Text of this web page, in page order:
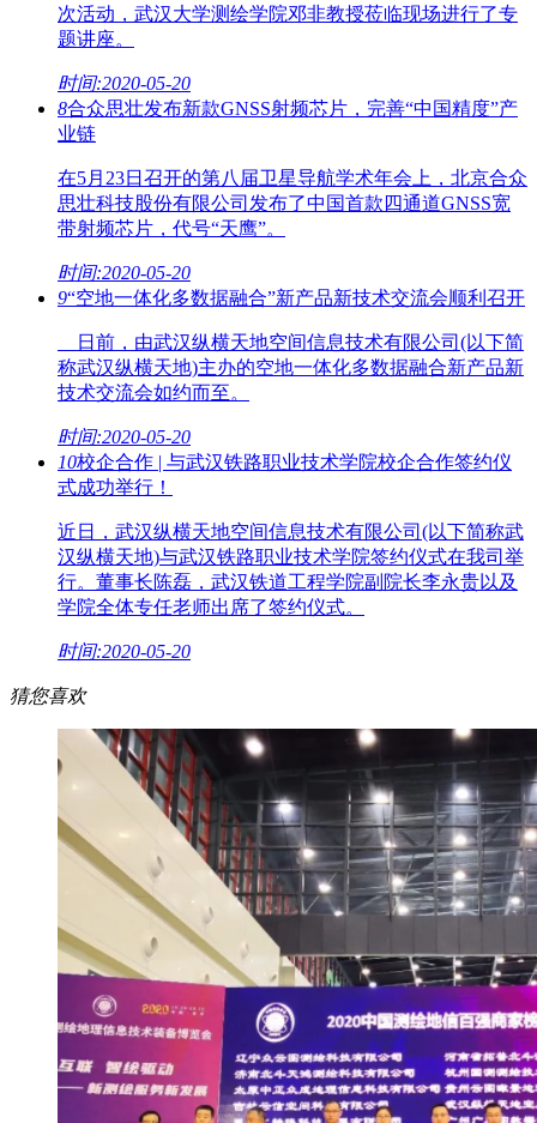
次活动，武汉大学测绘学院邓非教授莅临现场进行了专
题讲座。
时间:2020-05-20
8合众思壮发布新款GNSS射频芯片，完善“中国精度”产
业链
在5月23日召开的第八届卫星导航学术年会上，北京合众
思壮科技股份有限公司发布了中国首款四通道GNSS宽
带射频芯片，代号“天鹰”。
时间:2020-05-20
9“空地一体化多数据融合”新产品新技术交流会顺利召开
日前，由武汉纵横天地空间信息技术有限公司(以下简
称武汉纵横天地)主办的空地一体化多数据融合新产品新
技术交流会如约而至。
时间:2020-05-20
10校企合作 | 与武汉铁路职业技术学院校企合作签约仪
式成功举行！
近日，武汉纵横天地空间信息技术有限公司(以下简称武
汉纵横天地)与武汉铁路职业技术学院签约仪式在我司举
行。董事长陈磊，武汉铁道工程学院副院长李永贵以及
学院全体专任老师出席了签约仪式。
时间:2020-05-20
猜您喜欢